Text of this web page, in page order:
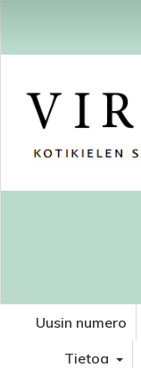
Uusin numero
Tietoa